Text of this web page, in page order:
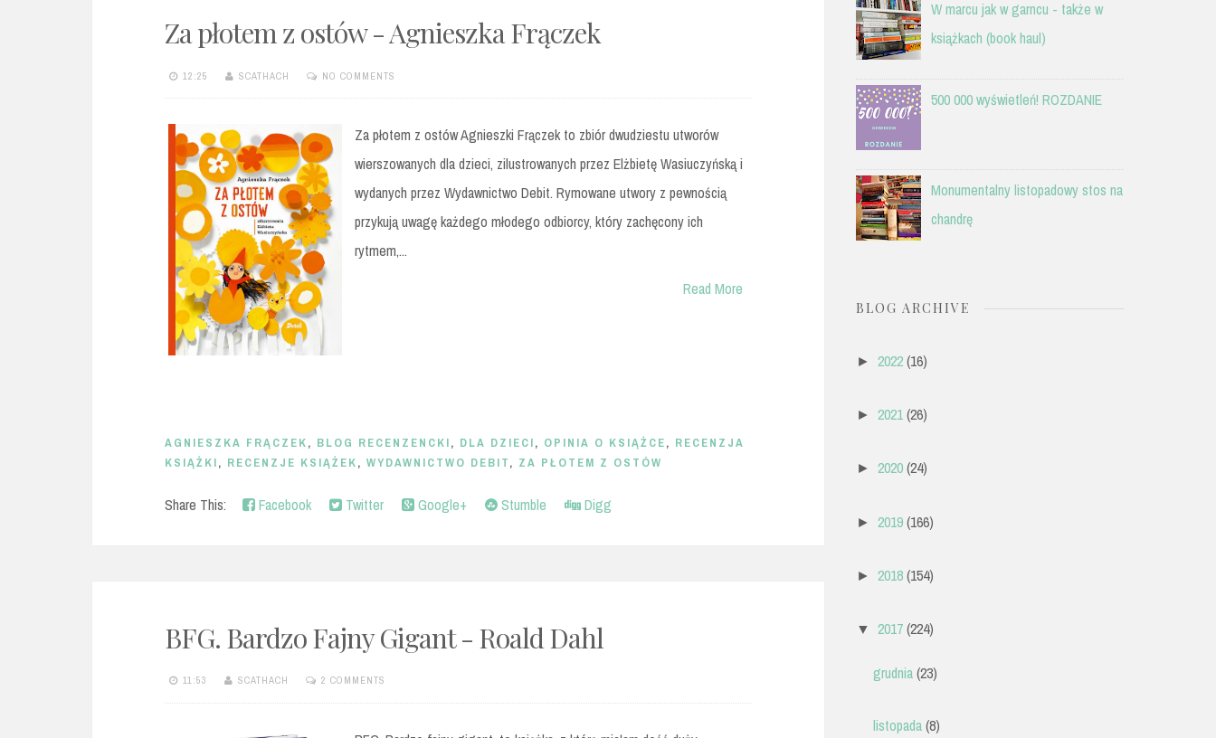
Za płotem z ostów - Agnieszka Frączek
12:25 SCATHACH NO COMMENTS
Za płotem z ostów Agnieszki Frączek to zbiór dwudziestu utworów
wierszowanych dla dzieci, zilustrowanych przez Elżbietę Wasiuczyńską i
wydanych przez Wydawnictwo Debit. Rymowane utwory z pewnością
przykują uwagę każdego młodego odbiorcy, który zachęcony ich
rytmem,...
Read More
AGNIESZKA FRĄCZEK, BLOG RECENZENCKI, DLA DZIECI, OPINIA O KSIĄŻCE, RECENZJA
KSIĄŻKI, RECENZJE KSIĄŻEK, WYDAWNICTWO DEBIT, ZA PŁOTEM Z OSTÓW
Share This: Facebook Twitter Google+ Stumble Digg
BFG. Bardzo Fajny Gigant - Roald Dahl
11:53 SCATHACH 2 COMMENTS
W marcu jak w garncu - także w
książkach (book haul)
500 000 wyświetleń! ROZDANIE
Monumentalny listopadowy stos na
chandrę
BLOG ARCHIVE
► 2022 (16)
► 2021 (26)
► 2020 (24)
► 2019 (166)
► 2018 (154)
▼ 2017 (224)
grudnia(23)
listopada(8)